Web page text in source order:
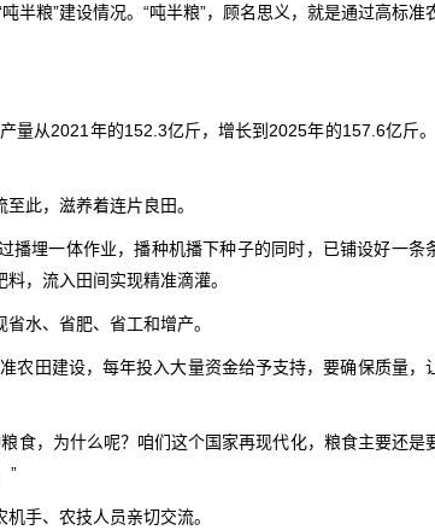
半粮”建设情况。“吨半粮”，顾名思义，就是通过高标准
量从2021年的152.3亿斤，增长到2025年的157.6亿斤
此，滋养着连片良田。
播埋一体作业，播种机播下种子的同时，已铺设好一条
，流入田间实现精准滴灌。
水、省肥、省工和增产。
农田建设，每年投入大量资金给予支持，要确保质量，
食，为什么呢？咱们这个国家再现代化，粮食主要还是
”
手、农技人员亲切交流。